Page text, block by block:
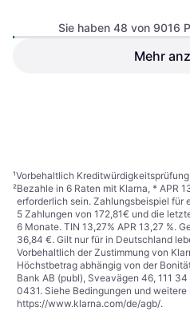
Sie haben 48 von 9016
Mehr
¹Vorbehaltlich
²Bezahle in 6 Raten mit Klarna, * APR
erforderlich sein. Zahlungsbeispiel für
5 Zahlungen von 172,81€ und die
6 Monate. TIN 13,27% APR 13,27 %.
36,84 €. Gilt nur für in Deutschland
Vorbehaltlich der Zustimmung von
Höchstbetrag abhängig von der
Bank AB (publ), Sveavägen 46, 111
0431. Siehe Bedingungen und
https://www.klarna.com/de/agb/.